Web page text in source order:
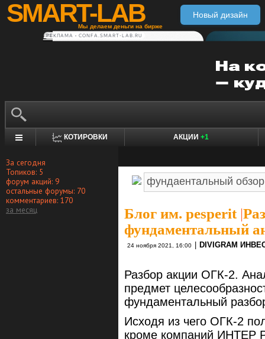
SMART-LAB
Мы делаем деньги на бирже
Новый дизайн
РЕКЛАМА • CONFA.SMART-LAB.RU
КОТИРОВКИ АКЦИИ +1
За сегодня
Топиков: 5
форум акций: 9
остальные форумы: 70
комментариев: 170
за месяц
Блог им. pesperit|
фундаментальный
24 ноября 2021, 16:00 DIVIGRAM
Разбор акции ОГК-2.
предмет
фундаментальный
Исходя из чего ОГК-2
кроме компаний ИНТЕР